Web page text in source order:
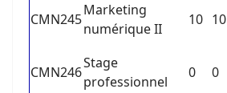
CMN245
Marketing
numérique II
10 10
CMN246
Stage
professionnel
0 0